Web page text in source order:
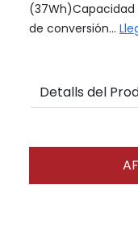
(37Wh)Capacidad
de conversión...
Detalls del